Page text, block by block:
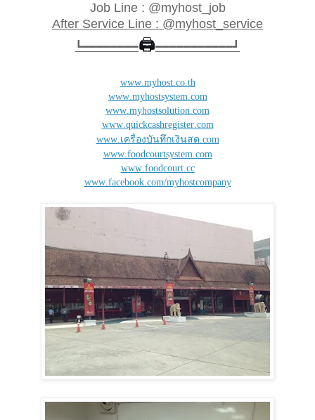
Job Line : @myhost_job
After Service Line : @myhost_service
┗━━━━━━━━🖨️━━━━━━━━━━━┛
www.myhost.co.th
www.myhostsystem.com
www.myhostsolution.com
www.quickcashregister.com
www.เครื่องบันทึกเงินสด.com
www.foodcourtsystem.com
www.foodcourt.cc
www.facebook.com/myhostcompany